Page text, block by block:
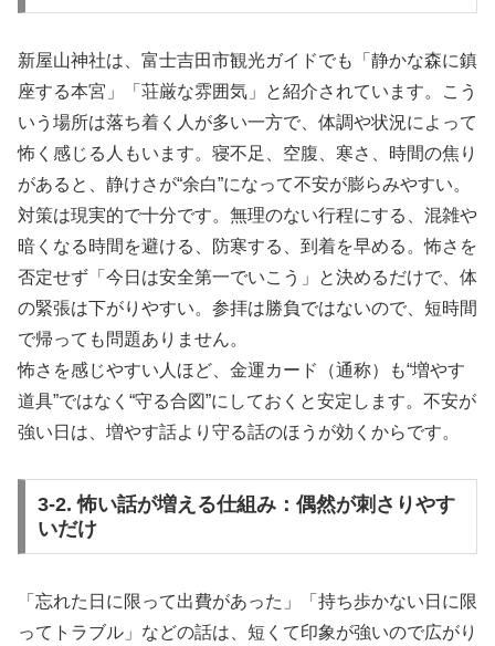
新屋山神社は、富士吉田市観光ガイドでも「静かな森に鎮
座する本宮」「荘厳な雰囲気」と紹介されています。こう
いう場所は落ち着く人が多い一方で、体調や状況によって
怖く感じる人もいます。寝不足、空腹、寒さ、時間の焦り
があると、静けさが“余白”になって不安が膨らみやすい。
対策は現実的で十分です。無理のない行程にする、混雑や
暗くなる時間を避ける、防寒する、到着を早める。怖さを
否定せず「今日は安全第一でいこう」と決めるだけで、体
の緊張は下がりやすい。参拝は勝負ではないので、短時間
で帰っても問題ありません。
怖さを感じやすい人ほど、金運カード（通称）も“増やす
道具”ではなく“守る合図”にしておくと安定します。不安が
強い日は、増やす話より守る話のほうが効くからです。
3-2. 怖い話が増える仕組み：偶然が刺さりやす
いだけ
「忘れた日に限って出費があった」「持ち歩かない日に限
ってトラブル」などの話は、短くて印象が強いので広がり